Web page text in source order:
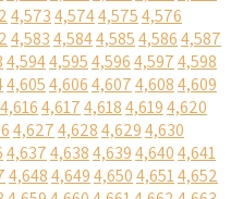
4,5734,5744,5754,576
4,5834,5844,5854,5864,587
4,5944,5954,5964,5974,598
4,6054,6064,6074,6084,609
4,6164,6174,6184,6194,620
4,6274,6284,6294,630
4,6374,6384,6394,6404,641
4,6484,6494,6504,6514,652